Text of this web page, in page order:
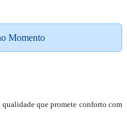
Momento
que promete conforto com